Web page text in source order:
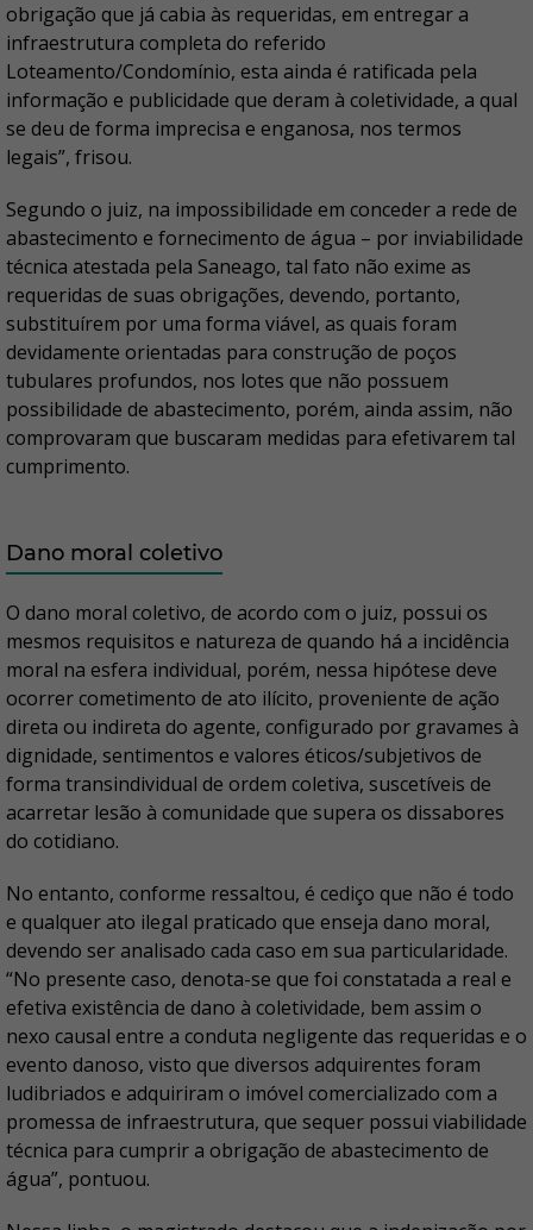
obrigação que já cabia às requeridas, em entregar a
infraestrutura completa do referido
Loteamento/Condomínio, esta ainda é ratificada pela
informação e publicidade que deram à coletividade, a qual
se deu de forma imprecisa e enganosa, nos termos
legais”, frisou.
Segundo o juiz, na impossibilidade em conceder a rede de
abastecimento e fornecimento de água – por inviabilidade
técnica atestada pela Saneago, tal fato não exime as
requeridas de suas obrigações, devendo, portanto,
substituírem por uma forma viável, as quais foram
devidamente orientadas para construção de poços
tubulares profundos, nos lotes que não possuem
possibilidade de abastecimento, porém, ainda assim, não
comprovaram que buscaram medidas para efetivarem tal
cumprimento.
Dano moral coletivo
O dano moral coletivo, de acordo com o juiz, possui os
mesmos requisitos e natureza de quando há a incidência
moral na esfera individual, porém, nessa hipótese deve
ocorrer cometimento de ato ilícito, proveniente de ação
direta ou indireta do agente, configurado por gravames à
dignidade, sentimentos e valores éticos/subjetivos de
forma transindividual de ordem coletiva, suscetíveis de
acarretar lesão à comunidade que supera os dissabores
do cotidiano.
No entanto, conforme ressaltou, é cediço que não é todo
e qualquer ato ilegal praticado que enseja dano moral,
devendo ser analisado cada caso em sua particularidade.
“No presente caso, denota-se que foi constatada a real e
efetiva existência de dano à coletividade, bem assim o
nexo causal entre a conduta negligente das requeridas e o
evento danoso, visto que diversos adquirentes foram
ludibriados e adquiriram o imóvel comercializado com a
promessa de infraestrutura, que sequer possui viabilidade
técnica para cumprir a obrigação de abastecimento de
água”, pontuou.